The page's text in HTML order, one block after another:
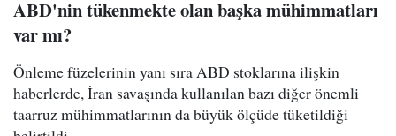
ABD'nin tükenmekte olan başka mühimmatları
var mı?
Önleme füzelerinin yanı sıra ABD stoklarına ilişkin
haberlerde, İran savaşında kullanılan bazı diğer önemli
taarruz mühimmatlarının da büyük ölçüde tüketildiği